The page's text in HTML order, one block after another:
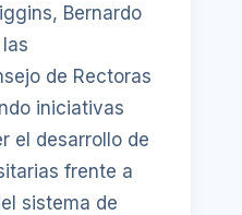
Bernardo
de Rectoras
iniciativas
el desarrollo de
frente a
sistema de